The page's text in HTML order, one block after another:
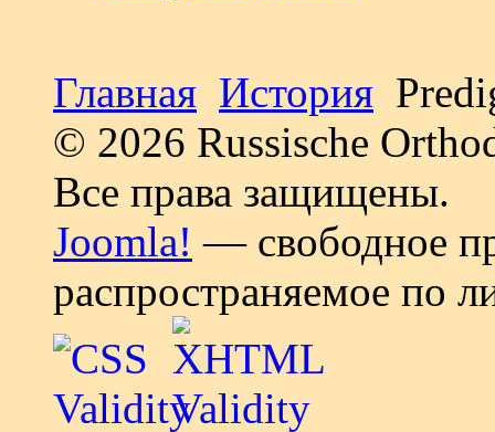
Главная История
© 2026 Russische
Все права защищены.
Joomla! — свободное
распространяемое по